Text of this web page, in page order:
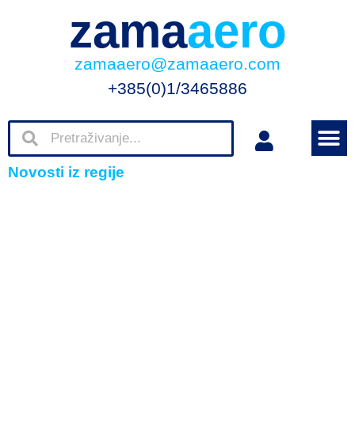
zamaaero
zamaaero@zamaaero.com
+385(0)1/3465886
Novosti iz regije